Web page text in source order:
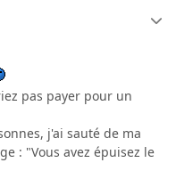
pas payer pour un
j'ai sauté de ma
: "Vous avez épuisez le